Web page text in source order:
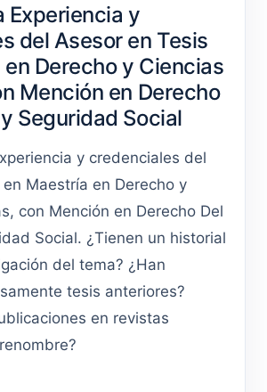
Experiencia y
del Asesor en Tesis
Derecho y Ciencias
Mención en Derecho
Seguridad Social
y credenciales del
Maestría en Derecho y
con Mención en Derecho Del
Social. ¿Tienen un historial
del tema? ¿Han
tesis anteriores?
en revistas